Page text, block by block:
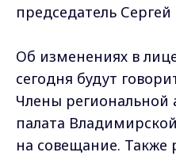
председатель
Об изменениях в
сегодня будут
Члены региональной
палата
на совещание. Также